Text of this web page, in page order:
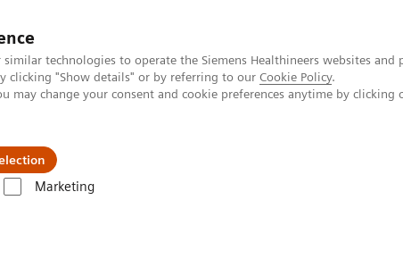
technologies to operate the Siemens Healthineers websites and
clicking "Show details" or by referring to our Cookie Policy.
change your consent and cookie preferences anytime by clicking
Marketing
Zorluklar ve Çözüm Yolları